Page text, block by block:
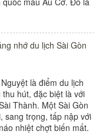
nhớ du lịch Sài Gòn
là điểm du lịch
thu hút, đặc biệt là với
Thành. Một Sài Gòn
sang trọng, tấp nập với
nhiệt chợt biến mất.